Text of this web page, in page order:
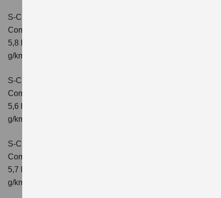
S-Cross 1.4 BOOSTERJET HYBRID AT
Comfort
5,8 l/100 km; kombinierter Wert der CO2-Emission: 132
g/km; CO2-Klasse: D
S-Cross 1.4 BOOSTERJET HYBRID ALLGRIP
Comfort
5,6 l/100 km; kombinierter Wert der CO2-Emission: 131
g/km; CO2-Klasse: D
S-Cross 1.4 BOOSTERJET HYBRID ALLGRIP
Comfort+
5,7 l/100 km; kombinierter Wert der CO2-Emission: 131
g/km; CO2-Klasse: D